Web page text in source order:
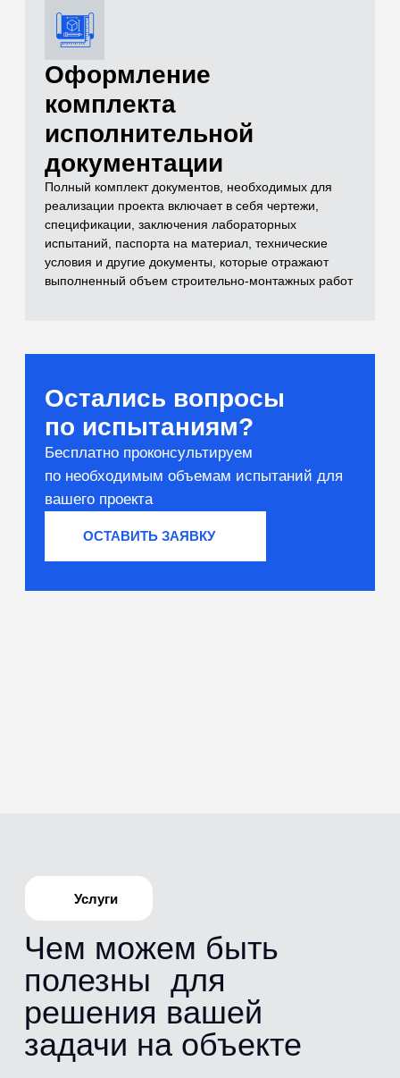
и лабораторные
испытания)
для расчетов оснований
[02]
Бетоны и растворы
Контроль качества монолитных
[03]
Нерудные материалы
[04]
Вяжущие и сырьё
Тестирование компонентов
проводимых
испытаний